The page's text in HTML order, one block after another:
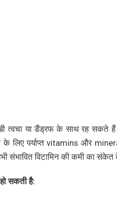
त्वचा या डैंड्रफ के साथ रह सकते
लिए पर्याप्त vitamins और
संभावित विटामिन की कमी का संकेत
सकती है: